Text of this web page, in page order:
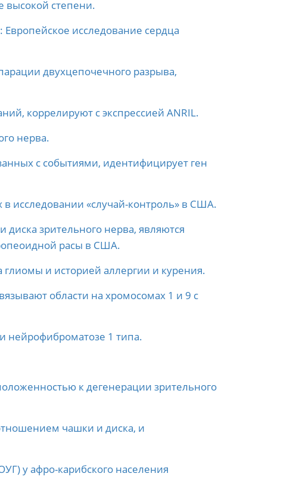
высокой степени.
исследование сердца
двухцепочечного разрыва,
коррелируют с экспрессией ANRIL.
нерва.
с событиями, идентифицирует ген
исследовании «случай-контроль» в США.
зрительного нерва, являются
расы в США.
и историей аллергии и курения.
области на хромосомах 1 и 9 с
нейрофиброматозе 1 типа.
к дегенерации зрительного
чашки и диска, и
у афро-карибского населения